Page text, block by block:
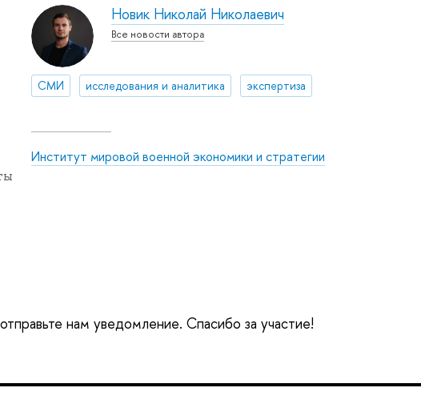
Новик Николай Николаевич
Все новости автора
СМИ исследования и аналитика экспертиза
Институт мировой военной экономики и стратегии
нам уведомление. Спасибо за участие!